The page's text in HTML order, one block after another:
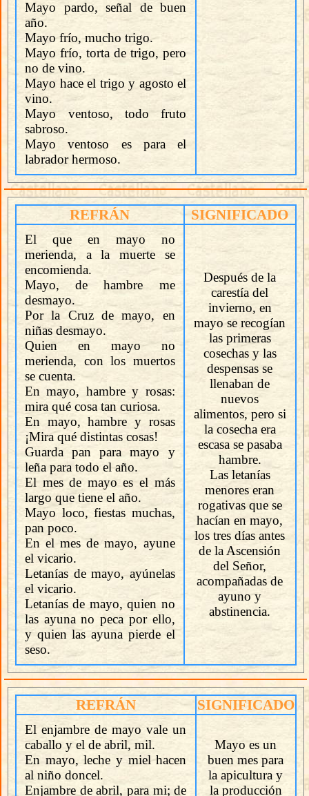
Mayo pardo, señal de buen
año.
Mayo frío, mucho trigo.
Mayo frío, torta de trigo, pero
no de vino.
Mayo hace el trigo y agosto el
vino.
Mayo ventoso, todo fruto
sabroso.
Mayo ventoso es para el
labrador hermoso.
REFRÁN SIGNIFICADO
El que en mayo no
merienda, a la muerte se
encomienda.
Mayo, de hambre me
desmayo.
Por la Cruz de mayo, en
niñas desmayo.
Quien en mayo no
merienda, con los muertos
se cuenta.
En mayo, hambre y rosas:
mira qué cosa tan curiosa.
En mayo, hambre y rosas
¡Mira qué distintas cosas!
Guarda pan para mayo y
leña para todo el año.
El mes de mayo es el más
largo que tiene el año.
Mayo loco, fiestas muchas,
pan poco.
En el mes de mayo, ayune
el vicario.
Letanías de mayo, ayúnelas
el vicario.
Letanías de mayo, quien no
las ayuna no peca por ello,
y quien las ayuna pierde el
seso.
Después de la
carestía del
invierno, en
mayo se recogían
las primeras
cosechas y las
despensas se
llenaban de
nuevos
alimentos, pero si
la cosecha era
escasa se pasaba
hambre.
Las letanías
menores eran
rogativas que se
hacían en mayo,
los tres días antes
de la Ascensión
del Señor,
acompañadas de
ayuno y
abstinencia.
REFRÁN SIGNIFICADO
El enjambre de mayo vale un
caballo y el de abril, mil.
En mayo, leche y miel hacen
al niño doncel.
Enjambre de abril, para mi; de
Mayo es un
buen mes para
la apicultura y
la producción